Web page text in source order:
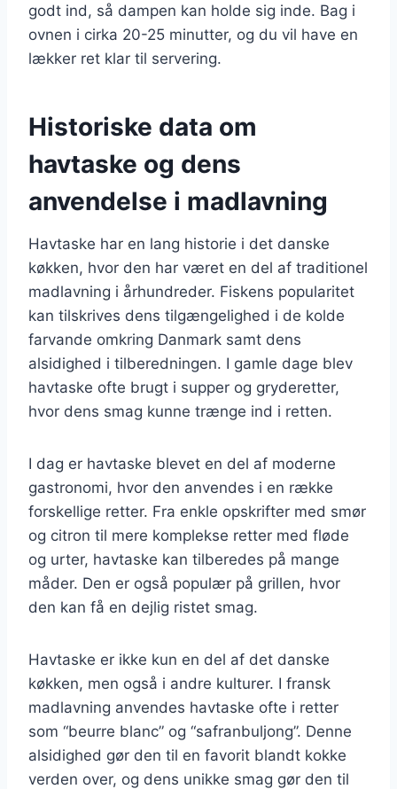
godt ind, så dampen kan holde sig inde. Bag i
ovnen i cirka 20-25 minutter, og du vil have en
lækker ret klar til servering.
Historiske data om
havtaske og dens
anvendelse i madlavning
Havtaske har en lang historie i det danske
køkken, hvor den har været en del af traditionel
madlavning i århundreder. Fiskens popularitet
kan tilskrives dens tilgængelighed i de kolde
farvande omkring Danmark samt dens
alsidighed i tilberedningen. I gamle dage blev
havtaske ofte brugt i supper og gryderetter,
hvor dens smag kunne trænge ind i retten.
I dag er havtaske blevet en del af moderne
gastronomi, hvor den anvendes i en række
forskellige retter. Fra enkle opskrifter med smør
og citron til mere komplekse retter med fløde
og urter, havtaske kan tilberedes på mange
måder. Den er også populær på grillen, hvor
den kan få en dejlig ristet smag.
Havtaske er ikke kun en del af det danske
køkken, men også i andre kulturer. I fransk
madlavning anvendes havtaske ofte i retter
som “beurre blanc” og “safranbuljong”. Denne
alsidighed gør den til en favorit blandt kokke
verden over, og dens unikke smag gør den til